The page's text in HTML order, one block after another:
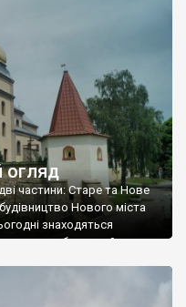
огляд
частини: Старе та Нове
Нового міста
знаходяться
яких є оборонний
“Сокіл” та ін.
мосту […]